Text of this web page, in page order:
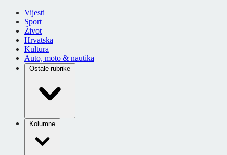
Vijesti
Sport
Život
Hrvatska
Kultura
Auto, moto & nautika
Ostale rubrike
Kolumne